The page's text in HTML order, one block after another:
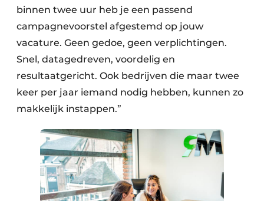
binnen twee uur heb je een passend
campagnevoorstel afgestemd op jouw
vacature. Geen gedoe, geen verplichtingen.
Snel, datagedreven, voordelig en
resultaatgericht. Ook bedrijven die maar twee
keer per jaar iemand nodig hebben, kunnen zo
makkelijk instappen.”